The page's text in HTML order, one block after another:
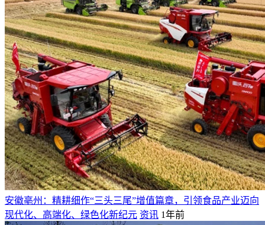
安徽亳州：精耕细作“三头三尾”增值篇章，引领食品产业迈向
现代化、高端化、绿色化新纪元 资讯 1年前